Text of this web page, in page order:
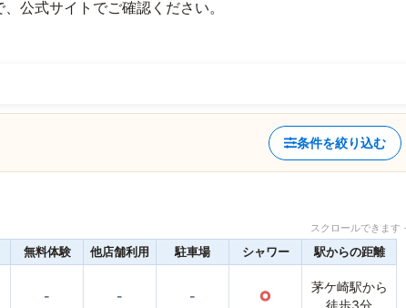
公式サイトでご確認ください。
条件を絞り込む
スクロールできま
無料体験 他店舗利用 駐車場 シャワー 駅からの距離
- - - ○
茅ケ崎駅から